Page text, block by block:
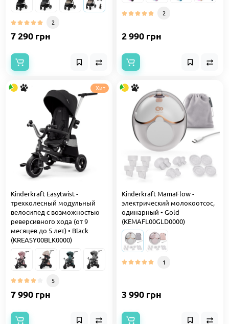
2
7 290 грн
2
2 990 грн
Хит
Kinderkraft Easytwist -
трехколесный модульный
велосипед c возможностью
реверсивного хода (от 9
месяцев до 5 лет) • Black
(KREASY00BLK0000)
5
7 990 грн
Kinderkraft MamaFlow -
электрический молокоотсос,
одинарный • Gold
(KEMAFL00GLD0000)
1
3 990 грн